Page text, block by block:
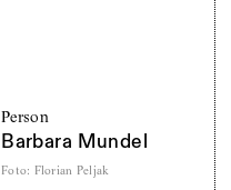
Person
Barbara Mundel
Foto: Florian Peljak